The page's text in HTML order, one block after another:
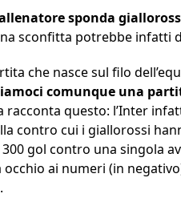
sponda
sconfitta potrebbe infatti
che nasce sul filo
comunque una
questo: l’Inter
contro cui i giallorossi
gol contro una singola
occhio ai numeri (in